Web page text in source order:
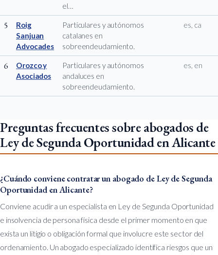
el…
5
Roig
Sanjuan
Advocades
Particulares y autónomos
catalanes en
sobreendeudamiento.
es, ca
6
Orozco y
Asociados
Particulares y autónomos
andaluces en
sobreendeudamiento.
es, en
Preguntas frecuentes sobre abogados de
Ley de Segunda Oportunidad en Alicante
¿Cuándo conviene contratar un abogado de Ley de Segunda
Oportunidad en Alicante?
Conviene acudir a un especialista en Ley de Segunda Oportunidad
e insolvencia de persona física desde el primer momento en que
exista un litigio o obligación formal que involucre este sector del
ordenamiento. Un abogado especializado identifica riesgos que un